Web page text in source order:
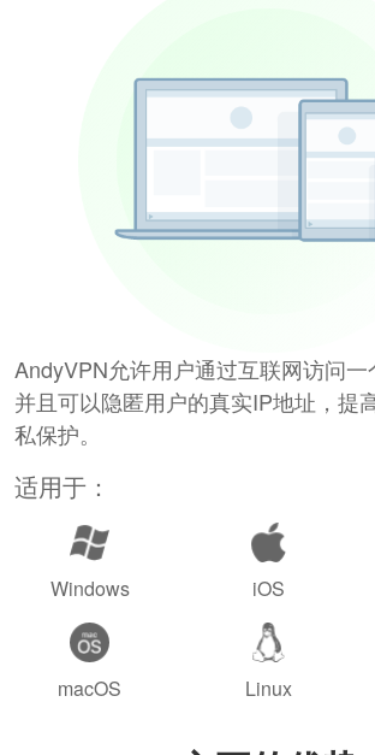
AndyVPN允许用户通过互联网访问一
并且可以隐匿用户的真实IP地址，提
私保护。
适用于：
Windows iOS
macOS Linux